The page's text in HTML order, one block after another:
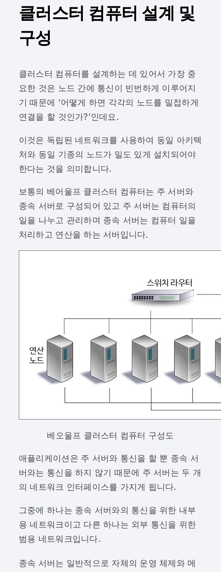
클러스터 컴퓨터 설계 및
구성
클러스터 컴퓨터를 설계하는 데 있어서 가장 중
요한 것은 노드 간에 통신이 빈번하게 이루어지
기 때문에 ‘어떻게 하면 각각의 노드를 밀접하게
연결을 할 것인가?’인데요.
이것은 독립된 네트워크를 사용하여 동일 아키텍
처와 동일 기종의 노드가 밀도 있게 설치되어야
한다는 것을 의미합니다.
보통의 베어울프 클러스터 컴퓨터는 주 서버와
종속 서버로 구성되어 있고 주 서버는 컴퓨터의
일을 나누고 관리하며 종속 서버는 컴퓨터 일을
처리하고 연산을 하는 서버입니다.
베오울프 클러스터 컴퓨터 구성도
애플리케이션은 주 서버와 통신을 할 뿐 종속 서
버와는 통신을 하지 않기 때문에 주 서버는 두 개
의 네트워크 인터페이스를 가지게 됩니다.
그중에 하나는 종속 서버와의 통신을 위한 내부
용 네트워크이고 다른 하나는 외부 통신을 위한
범용 네트워크입니다.
종속 서버는 일반적으로 자체의 운영 체제와 메